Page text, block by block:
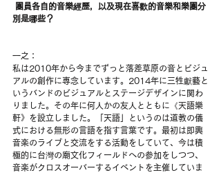
別是哪些？
一之：
私は2010年から今までずっと落差草原の音とビジュ
アルの創作に専念しています。2014年に三牲獻藝と
いうバンドのビジュアルとステージデザインに関わ
りました。その年に何人かの友人とともに《天語樂
軒》を設立しました。「天語」というのは道教の儀
式における無形の言語を指す言葉です。最初は即興
音楽のライブと交流をする活動をしていて、今は積
極的に台灣の廟文化フィールドへの参加をしつつ、
音楽がクロスオーバーするイベントを主催していま